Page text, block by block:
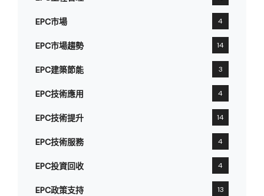
EPC市場 4
EPC市場趨勢 14
EPC建築節能 3
EPC技術應用 4
EPC技術提升 14
EPC技術服務 4
EPC投資回收 4
EPC政策支持 13